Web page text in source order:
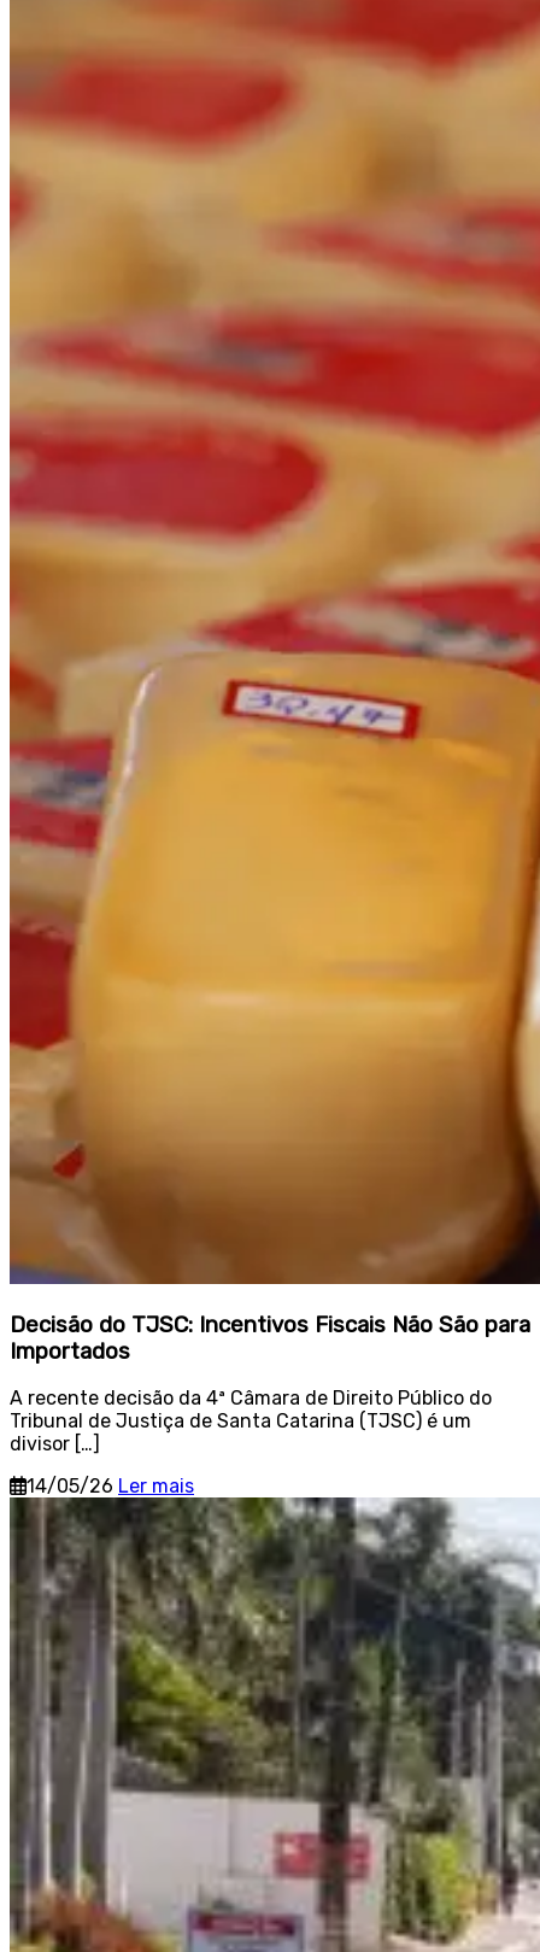
Decisão do TJSC: Incentivos Fiscais Não São para
Importados
A recente decisão da 4ª Câmara de Direito Público do
Tribunal de Justiça de Santa Catarina (TJSC) é um
divisor […]
14/05/26 Ler mais